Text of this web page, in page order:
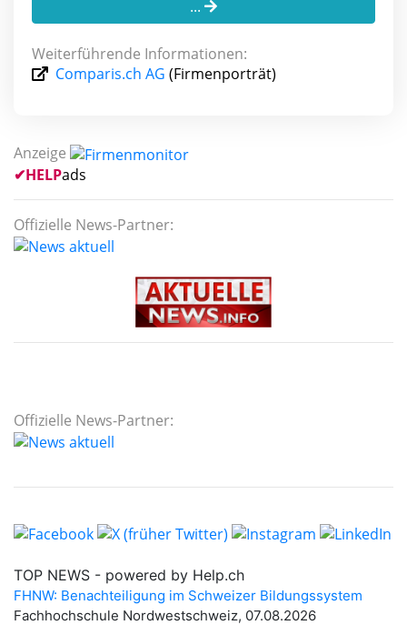
...
Weiterführende Informationen:
Comparis.ch AG (Firmenporträt)
Anzeige
✔HELPads
Offizielle News-Partner:
Offizielle News-Partner: